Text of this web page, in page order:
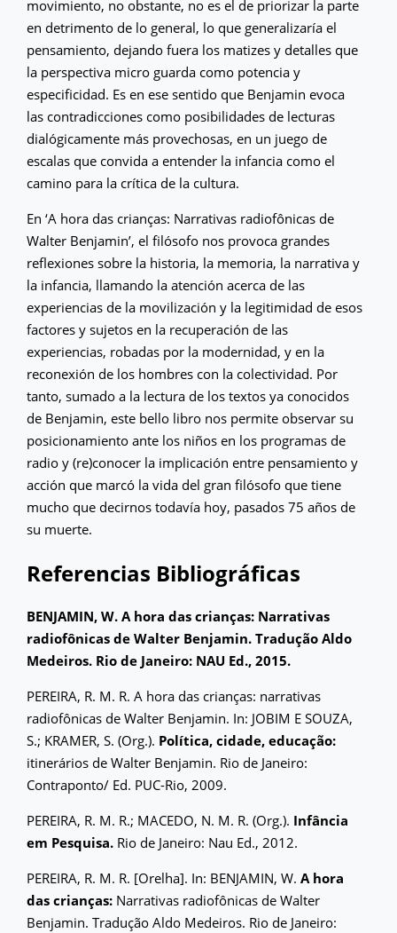
movimiento, no obstante, no es el de priorizar la parte
en detrimento de lo general, lo que generalizaría el
pensamiento, dejando fuera los matizes y detalles que
la perspectiva micro guarda como potencia y
especificidad. Es en ese sentido que Benjamin evoca
las contradicciones como posibilidades de lecturas
dialógicamente más provechosas, en un juego de
escalas que convida a entender la infancia como el
camino para la crítica de la cultura.
En ‘A hora das crianças: Narrativas radiofônicas de
Walter Benjamin’, el filósofo nos provoca grandes
reflexiones sobre la historia, la memoria, la narrativa y
la infancia, llamando la atención acerca de las
experiencias de la movilización y la legitimidad de esos
factores y sujetos en la recuperación de las
experiencias, robadas por la modernidad, y en la
reconexión de los hombres con la colectividad. Por
tanto, sumado a la lectura de los textos ya conocidos
de Benjamin, este bello libro nos permite observar su
posicionamiento ante los niños en los programas de
radio y (re)conocer la implicación entre pensamiento y
acción que marcó la vida del gran filósofo que tiene
mucho que decirnos todavía hoy, pasados 75 años de
su muerte.
Referencias Bibliográficas
BENJAMIN, W. A hora das crianças: Narrativas
radiofônicas de Walter Benjamin. Tradução Aldo
Medeiros. Rio de Janeiro: NAU Ed., 2015.
PEREIRA, R. M. R. A hora das crianças: narrativas
radiofônicas de Walter Benjamin. In: JOBIM E SOUZA,
S.; KRAMER, S. (Org.). Política, cidade, educação:
itinerários de Walter Benjamin. Rio de Janeiro:
Contraponto/ Ed. PUC-Rio, 2009.
PEREIRA, R. M. R.; MACEDO, N. M. R. (Org.). Infância
em Pesquisa. Rio de Janeiro: Nau Ed., 2012.
PEREIRA, R. M. R. [Orelha]. In: BENJAMIN, W. A hora
das crianças: Narrativas radiofônicas de Walter
Benjamin. Tradução Aldo Medeiros. Rio de Janeiro: